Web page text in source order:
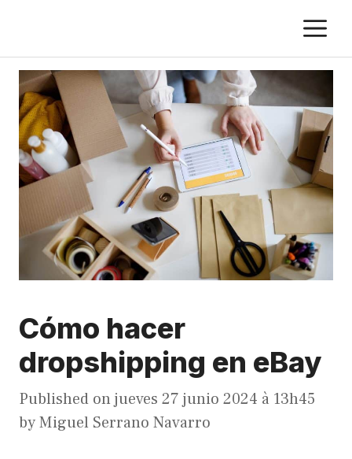
content
Cómo hacer
dropshipping en eBay
Published onjueves 27 junio 2024 à 13h45
byMiguel Serrano Navarro